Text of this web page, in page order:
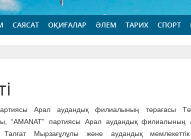
САЯСАТ ОҚИҒАЛАР ӘЛЕМ ТАРИХ СПОРТ
Арал аудандық филиалының төрағасы
“AMANAT” партиясы Арал аудандық филиалының
Мырзағұлұлы және аудандық мемлекеттік